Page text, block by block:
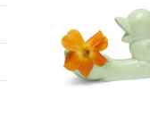
Gewicht: 130 gram
Materiaal:
Produc